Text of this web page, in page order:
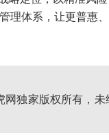
理体系，让更普惠
独家版权所有，